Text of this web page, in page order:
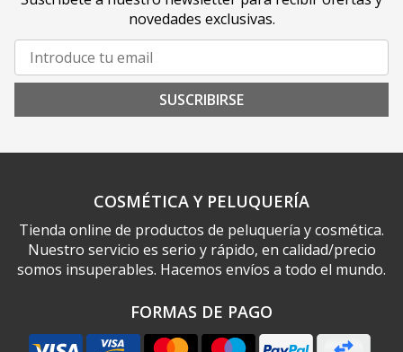
novedades exclusivas.
SUSCRIBIRSE
COSMÉTICA Y PELUQUERÍA
Tienda online de productos de peluquería y cosmética.
Nuestro servicio es serio y rápido, en calidad/precio
somos insuperables. Hacemos envíos a todo el mundo.
FORMAS DE PAGO